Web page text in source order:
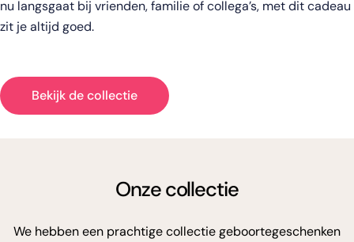
nu langsgaat bij vrienden, familie of collega’s, met dit cadeau
zit je altijd goed.
Bekijk de collectie
Onze collectie
We hebben een prachtige collectie geboortegeschenken